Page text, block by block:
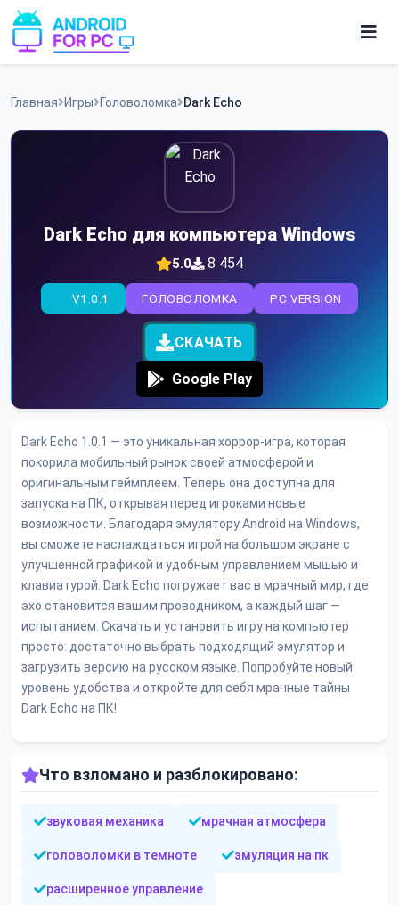
Skip
to
content
Приложения
Главная Игры Головоломка Dark Echo
Dark Echo для компьютера Windows
5.0 8 454
PC VERSION
ГОЛОВОЛОМКА
V1.0.1
СКАЧАТЬ
Google Play
Dark Echo 1.0.1 — это уникальная хоррор-игра, которая
покорила мобильный рынок своей атмосферой и
оригинальным геймплеем. Теперь она доступна для
запуска на ПК, открывая перед игроками новые
возможности. Благодаря эмулятору Android на Windows,
вы сможете наслаждаться игрой на большом экране с
улучшенной графикой и удобным управлением мышью и
клавиатурой. Dark Echo погружает вас в мрачный мир, где
эхо становится вашим проводником, а каждый шаг —
испытанием. Скачать и установить игру на компьютер
просто: достаточно выбрать подходящий эмулятор и
загрузить версию на русском языке. Попробуйте новый
уровень удобства и откройте для себя мрачные тайны
Dark Echo на ПК!
Что взломано и разблокировано:
звуковая механика мрачная атмосфера
головоломки в темноте эмуляция на пк
расширенное управление